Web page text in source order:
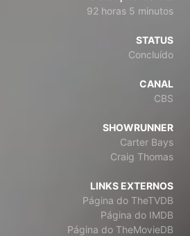
92 horas 5 minutos
STATUS
Concluído
CANAL
CBS
SHOWRUNNER
Carter Bays
Craig Thomas
LINKS EXTERNOS
Página do TheTVDB
Página do IMDB
Página do TheMovieDB